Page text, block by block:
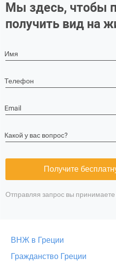
Мы здесь, чтобы
получить вид на
Имя
Телефон
Email
Какой у вас вопрос?
Получите
Отправляя запрос вы принимаете
ВНЖ в Греции
Гражданство Греции